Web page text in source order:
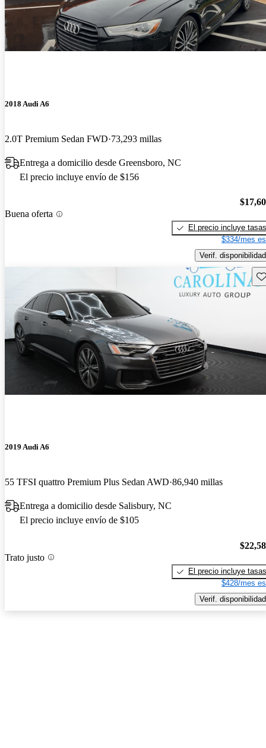
2018 Audi A6
2.0T Premium Sedan FWD 73,293 millas
Entrega a domicilio desde Greensboro, NC
El precio incluye envío de $156
Buena oferta
El precio incluye tasas
$334/mes
Verif. disponibilidad
2019 Audi A6
55 TFSI quattro Premium Plus Sedan AWD 86,940 millas
Entrega a domicilio desde Salisbury, NC
El precio incluye envío de $105
Trato justo
El precio incluye tasas
$428/mes
Verif. disponibilidad